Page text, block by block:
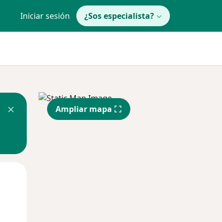
Iniciar sesión ¿Sos especialista?
Ampliar mapa